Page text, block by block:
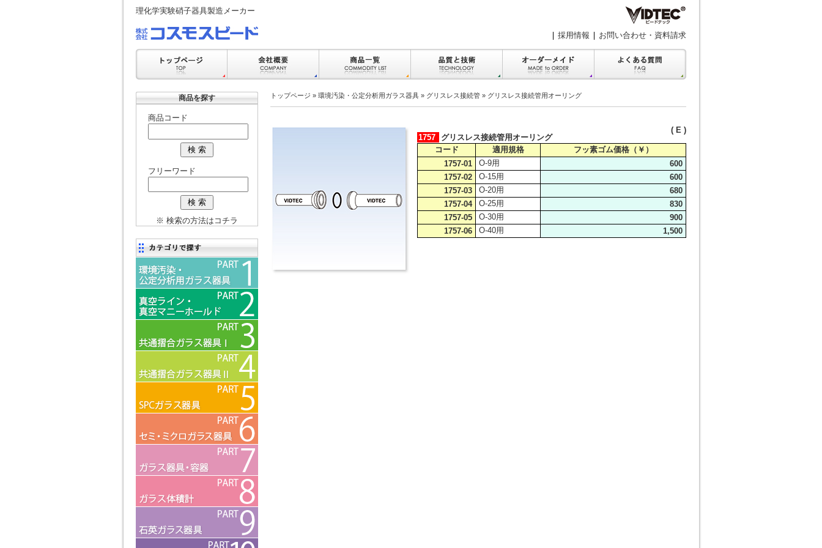
理化学実験硝子器具製造メーカー
お問い合わせ・資料請求
採用情報
商品を探す
商品コード
フリーワード
※ 検索の方法はコチラ
トップページ » 環境汚染・公定分析用ガラス器具 » グリスレス接続管 » グリスレス接続管用オーリング
( E )
1757
グリスレス接続管用オーリング
コード
適用規格
フッ素ゴム価格（￥）
1757-01
O-9用
600
1757-02
O-15用
600
1757-03
O-20用
680
1757-04
O-25用
830
1757-05
O-30用
900
1757-06
O-40用 1,500